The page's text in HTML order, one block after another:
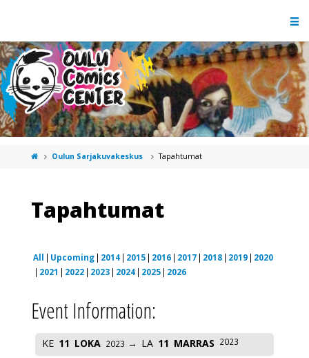
Oulun Sarjakuvakeskus Tapahtumat
Tapahtumat
All Upcoming 2014 2015 2016 2017 2018 2019
2020
2021
2022 2023 2024 2025 2026
Event Information:
KE 11 LOKA 2023 LA 11 MARRAS 2023